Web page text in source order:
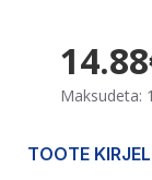
Maksudeta:
TOOTE